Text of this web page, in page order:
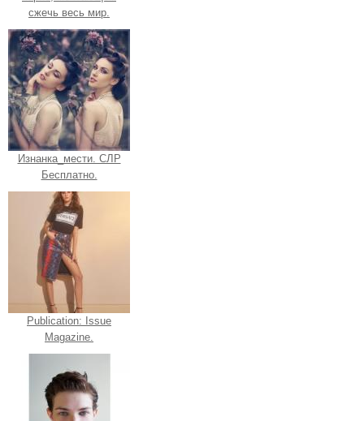
сжечь весь мир.
Изнанка_мести. СЛР
Бесплатно.
Publication: Issue
Magazine.